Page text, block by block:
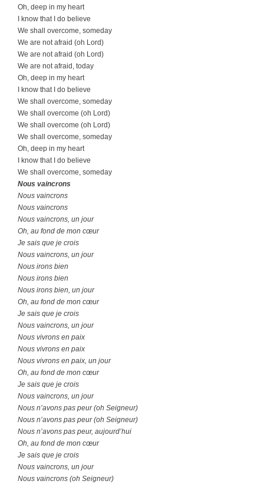
Oh, deep in my heart
I know that I do believe
We shall overcome, someday
We are not afraid (oh Lord)
We are not afraid (oh Lord)
We are not afraid, today
Oh, deep in my heart
I know that I do believe
We shall overcome, someday
We shall overcome (oh Lord)
We shall overcome (oh Lord)
We shall overcome, someday
Oh, deep in my heart
I know that I do believe
We shall overcome, someday
Nous vaincrons
Nous vaincrons
Nous vaincrons
Nous vaincrons, un jour
Oh, au fond de mon cœur
Je sais que je crois
Nous vaincrons, un jour
Nous irons bien
Nous irons bien
Nous irons bien, un jour
Oh, au fond de mon cœur
Je sais que je crois
Nous vaincrons, un jour
Nous vivrons en paix
Nous vivrons en paix
Nous vivrons en paix, un jour
Oh, au fond de mon cœur
Je sais que je crois
Nous vaincrons, un jour
Nous n’avons pas peur (oh Seigneur)
Nous n’avons pas peur (oh Seigneur)
Nous n’avons pas peur, aujourd’hui
Oh, au fond de mon cœur
Je sais que je crois
Nous vaincrons, un jour
Nous vaincrons (oh Seigneur)